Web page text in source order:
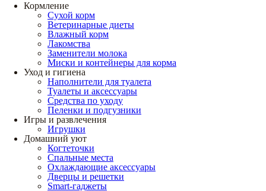
Кормление
Сухой корм
Ветеринарные диеты
Влажный корм
Лакомства
Заменители молока
Миски и контейнеры для корма
Уход и гигиена
Наполнители для туалета
Туалеты и аксессуары
Средства по уходу
Пеленки и подгузники
Игры и развлечения
Игрушки
Домашний уют
Когтеточки
Спальные места
Охлаждающие аксессуары
Дверцы и решетки
Smart-гаджеты